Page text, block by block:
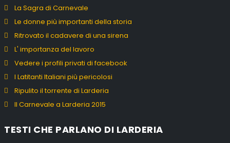
La Sagra di Carnevale
Le donne più importanti della storia
Ritrovato il cadavere di una sirena
L' importanza del lavoro
Vedere i profili privati di facebook
I Latitanti Italiani più pericolosi
Ripulito il torrente di Larderia
Il Carnevale a Larderia 2015
TESTI CHE PARLANO DI LARDERIA